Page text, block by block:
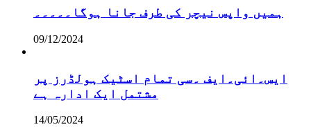
ہمیں واپس نیچر کی طرف جانا ہوگا۔۔۔۔۔
09/12/2024
ایس۔ائی۔ایف ۔سی تمام اسٹیک ہولڈرز پر
مشتمل ایک ادارہ ہے
14/05/2024